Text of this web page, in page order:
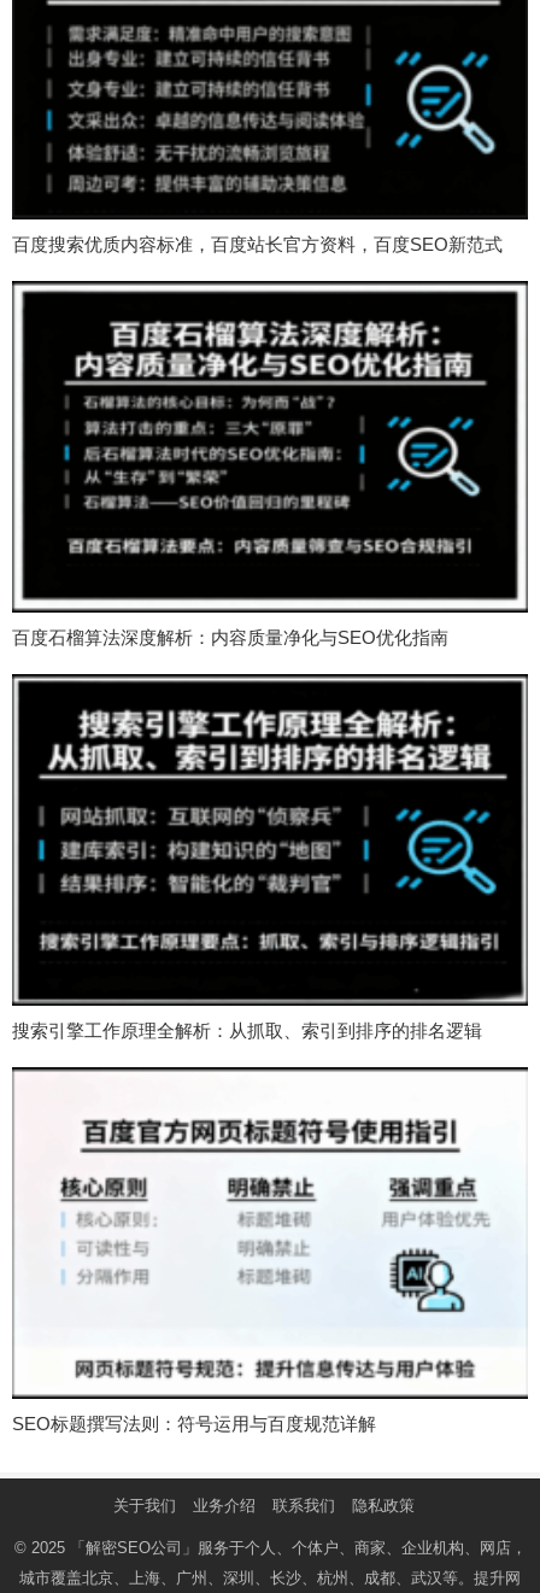
百度搜索优质内容标准，百度站长官方资料，百度SEO新范式
百度石榴算法深度解析：内容质量净化与SEO优化指南
搜索引擎工作原理全解析：从抓取、索引到排序的排名逻辑
SEO标题撰写法则：符号运用与百度规范详解
关于我们 业务介绍 联系我们 隐私政策
© 2025 「解密SEO公司」 服务于个人、个体户、商家、企业机构、网店，
城市覆盖北京、上海、广州、深圳、长沙、杭州、成都、武汉等。提升网